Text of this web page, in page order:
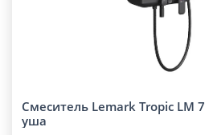
Смеситель Lemark Tropic LM
уша